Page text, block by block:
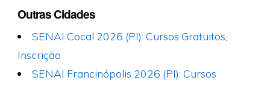
Outras Cidades
SENAI Cocal 2026 (PI): Cursos Gratuitos,
Inscrição
SENAI Francinópolis 2026 (PI): Cursos